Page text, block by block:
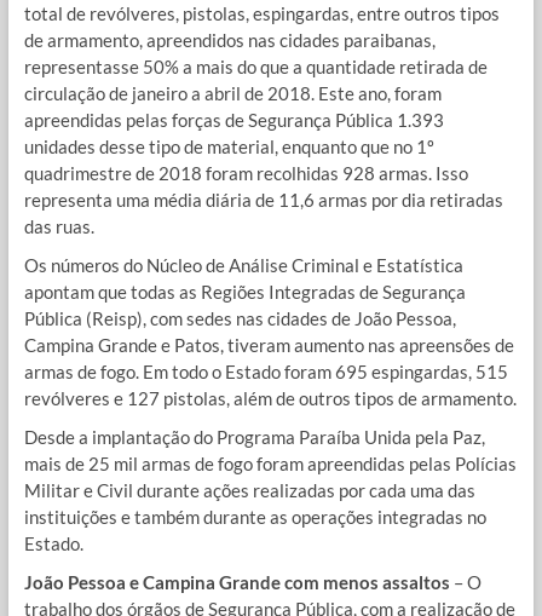
total de revólveres, pistolas, espingardas, entre outros tipos
de armamento, apreendidos nas cidades paraibanas,
representasse 50% a mais do que a quantidade retirada de
circulação de janeiro a abril de 2018. Este ano, foram
apreendidas pelas forças de Segurança Pública 1.393
unidades desse tipo de material, enquanto que no 1º
quadrimestre de 2018 foram recolhidas 928 armas. Isso
representa uma média diária de 11,6 armas por dia retiradas
das ruas.
Os números do Núcleo de Análise Criminal e Estatística
apontam que todas as Regiões Integradas de Segurança
Pública (Reisp), com sedes nas cidades de João Pessoa,
Campina Grande e Patos, tiveram aumento nas apreensões de
armas de fogo. Em todo o Estado foram 695 espingardas, 515
revólveres e 127 pistolas, além de outros tipos de armamento.
Desde a implantação do Programa Paraíba Unida pela Paz,
mais de 25 mil armas de fogo foram apreendidas pelas Polícias
Militar e Civil durante ações realizadas por cada uma das
instituições e também durante as operações integradas no
Estado.
João Pessoa e Campina Grande com menos assaltos – O
trabalho dos órgãos de Segurança Pública, com a realização de